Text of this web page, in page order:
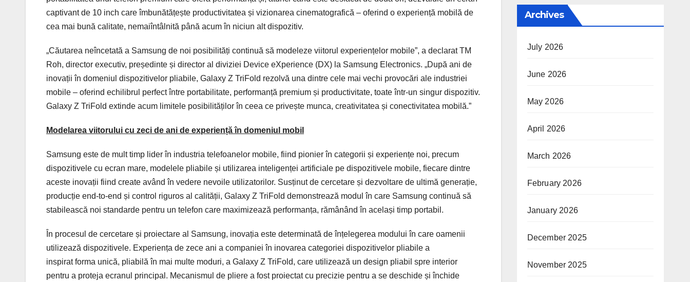
captivant de 10 inch care îmbunătățește productivitatea și vizionarea cinematografică – oferind o experiență mobilă de
cea mai bună calitate, nemaiîntâlnită până acum în niciun alt dispozitiv.
„Căutarea neîncetată a Samsung de noi posibilități continuă să modeleze viitorul experiențelor mobile”, a declarat TM
Roh, director executiv, președinte și director al diviziei Device eXperience (DX) la Samsung Electronics. „După ani de
inovații în domeniul dispozitivelor pliabile, Galaxy Z TriFold rezolvă una dintre cele mai vechi provocări ale industriei
mobile – oferind echilibrul perfect între portabilitate, performanță premium și productivitate, toate într-un singur dispozitiv.
Galaxy Z TriFold extinde acum limitele posibilităților în ceea ce privește munca, creativitatea și conectivitatea mobilă.”
Modelarea viitorului cu zeci de ani de experiență în domeniul mobil
Samsung este de mult timp lider în industria telefoanelor mobile, fiind pionier în categorii și experiențe noi, precum
dispozitivele cu ecran mare, modelele pliabile și utilizarea inteligenței artificiale pe dispozitivele mobile, fiecare dintre
aceste inovații fiind create având în vedere nevoile utilizatorilor. Susținut de cercetare și dezvoltare de ultimă generație,
producție end-to-end și control riguros al calității, Galaxy Z TriFold demonstrează modul în care Samsung continuă să
stabilească noi standarde pentru un telefon care maximizează performanța, rămânând în același timp portabil.
În procesul de cercetare și proiectare al Samsung, inovația este determinată de înțelegerea modului în care oamenii
utilizează dispozitivele. Experiența de zece ani a companiei în inovarea categoriei dispozitivelor pliabile a
inspirat forma unică, pliabilă în mai multe moduri, a Galaxy Z TriFold, care utilizează un design pliabil spre interior
pentru a proteja ecranul principal. Mecanismul de pliere a fost proiectat cu precizie pentru a se deschide și închide
Archives
July 2026
June 2026
May 2026
April 2026
March 2026
February 2026
January 2026
December 2025
November 2025